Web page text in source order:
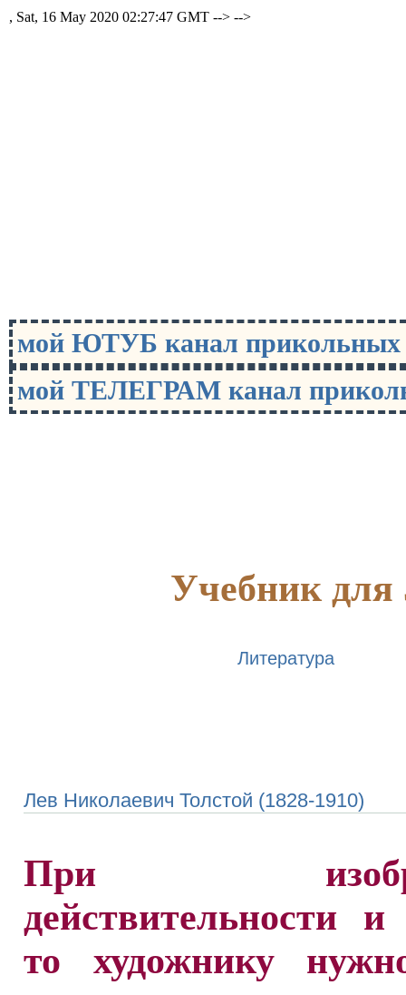
, Sat, 16 May 2020 02:27:47 GMT --> -->
мой ЮТУБ канал
мой ТЕЛЕГРАМ канал
Учебник для
Литература
Лев Николаевич Толстой (1828-1910)
При
действительности
то художнику